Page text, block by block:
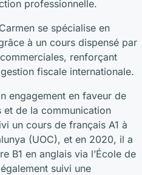
professionnelle.
se spécialise en
à un cours dispensé par
commerciales, renforçant
fiscale internationale.
engagement en faveur de
et de la communication
un cours de français A1 à
(UOC), et en 2020, il a
B1 en anglais via l’École de
suivi une